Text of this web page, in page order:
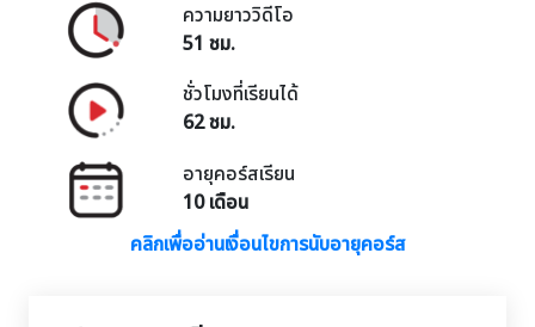
ความยาววิดีโอ
51 ชม.
ชั่วโมงที่เรียนได้
62 ชม.
อายุคอร์สเรียน
10 เดือน
คลิกเพื่ออ่านเงื่อนไขการนับอายุคอร์ส